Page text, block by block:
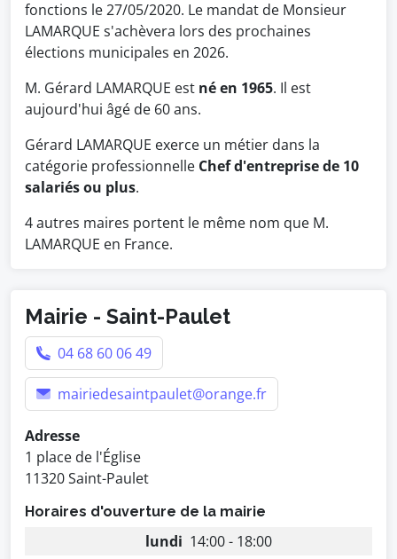
fonctions le 27/05/2020. Le mandat de Monsieur
LAMARQUE s'achèvera lors des prochaines
élections municipales en 2026.
M. Gérard LAMARQUE est né en 1965. Il est
aujourd'hui âgé de 60 ans.
Gérard LAMARQUE exerce un métier dans la
catégorie professionnelle Chef d'entreprise de 10
salariés ou plus.
4 autres maires portent le même nom que M.
LAMARQUE en France.
Mairie - Saint-Paulet
04 68 60 06 49
mairiedesaintpaulet@orange.fr
Adresse
1 place de l'Église
11320 Saint-Paulet
Horaires d'ouverture de la mairie
lundi 14:00 - 18:00